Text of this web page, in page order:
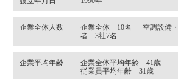
企業全体人数
企業全体 10名 空調設備・
者 3社7名
企業平均年齢
企業全体平均年齢 41歳
従業員平均年齢 31歳